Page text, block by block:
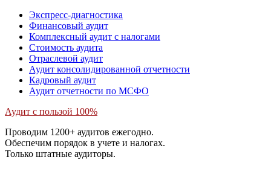
Экспресс-диагностика
Финансовый аудит
Комплексный аудит с налогами
Стоимость аудита
Отраслевой аудит
Аудит консолидированной отчетности
Кадровый аудит
Аудит отчетности по МСФО
Аудит с пользой 100%
Проводим 1200+ аудитов ежегодно.
Обеспечим порядок в учете и налогах.
Только штатные аудиторы.